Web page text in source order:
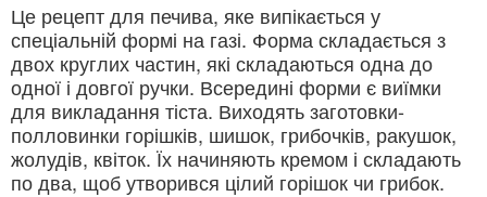
Це рецепт для печива, яке випікається у
спеціальній формі на газі. Форма складається з
двох круглих частин, які складаються одна до
одної і довгої ручки. Всередині форми є виїмки
для викладання тіста. Виходять заготовки-
полловинки горішків, шишок, грибочків, ракушок,
жолудів, квіток. Їх начиняють кремом і складають
по два, щоб утворився цілий горішок чи грибок.